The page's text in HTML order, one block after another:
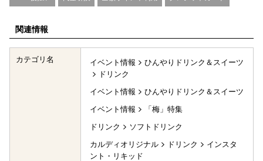
関連情報
カテゴリ名 イベント情報
ひんやりドリンク＆スイーツ
ドリンク
イベント情報
ひんやりドリンク＆スイーツ
イベント情報
「梅」特集
ドリンク
ソフトドリンク
カルディオリジナル
ドリンク
インスタ
ント・リキッド